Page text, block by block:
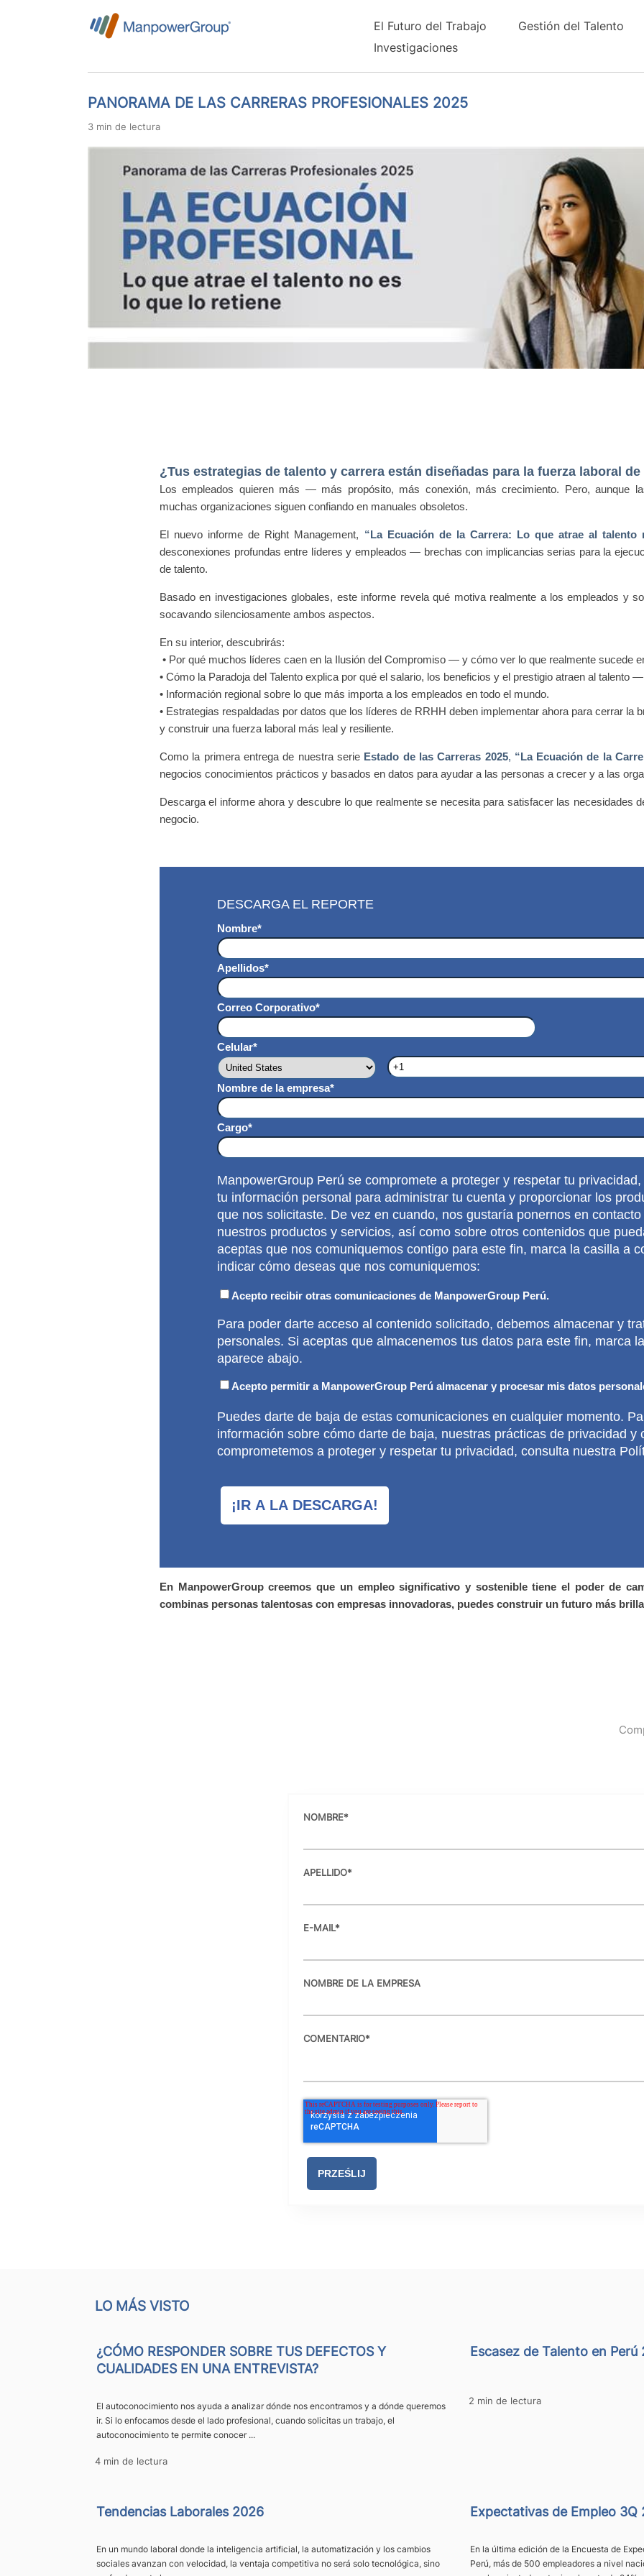
El Futuro del Trabajo Gestión del Talento
Investigaciones
PANORAMA DE LAS CARRERAS PROFESIONALES 2025
3 min de lectura
¿Tus estrategias de talento y carrera están diseñadas para la fuerza laboral
Los empleados quieren más — más propósito, más conexión, más crecimiento. Pero, aunque
muchas organizaciones siguen confiando en manuales obsoletos.
El nuevo informe de Right Management, “La Ecuación de la Carrera: Lo que atrae al
desconexiones profundas entre líderes y empleados — brechas con implicancias serias para la
de talento.
Basado en investigaciones globales, este informe revela qué motiva realmente a los empleados y
socavando silenciosamente ambos aspectos.
En su interior, descubrirás:
• Por qué muchos líderes caen en la Ilusión del Compromiso — y cómo ver lo que realmente sucede
• Cómo la Paradoja del Talento explica por qué el salario, los beneficios y el prestigio atraen al talento
• Información regional sobre lo que más importa a los empleados en todo el mundo.
• Estrategias respaldadas por datos que los líderes de RRHH deben implementar ahora para cerrar la
y construir una fuerza laboral más leal y resiliente.
Como la primera entrega de nuestra serie Estado de las Carreras 2025, “La Ecuación de la
negocios conocimientos prácticos y basados en datos para ayudar a las personas a crecer y a las
Descarga el informe ahora y descubre lo que realmente se necesita para satisfacer las necesidades
negocio.
DESCARGA EL REPORTE
Nombre*
Apellidos*
Correo Corporativo*
Celular*
Nombre de la empresa*
Cargo*
ManpowerGroup Perú se compromete a proteger y respetar tu
tu información personal para administrar tu cuenta y proporcionar los
que nos solicitaste. De vez en cuando, nos gustaría ponernos en
nuestros productos y servicios, así como sobre otros contenidos que
aceptas que nos comuniquemos contigo para este fin, marca la casilla a
indicar cómo deseas que nos comuniquemos:
Acepto recibir otras comunicaciones de ManpowerGroup Perú.
Para poder darte acceso al contenido solicitado, debemos almacenar y
personales. Si aceptas que almacenemos tus datos para este fin, marca
aparece abajo.
Acepto permitir a ManpowerGroup Perú almacenar y procesar mis datos
Puedes darte de baja de estas comunicaciones en cualquier momento.
información sobre cómo darte de baja, nuestras prácticas de privacidad y
comprometemos a proteger y respetar tu privacidad, consulta nuestra
En ManpowerGroup creemos que un empleo significativo y sostenible tiene el poder de
combinas personas talentosas con empresas innovadoras, puedes construir un futuro más
NOMBRE*
APELLIDO*
E-MAIL*
NOMBRE DE LA EMPRESA
COMENTARIO*
LO MÁS VISTO
¿CÓMO RESPONDER SOBRE TUS DEFECTOS Y
CUALIDADES EN UNA ENTREVISTA?
El autoconocimiento nos ayuda a analizar dónde nos encontramos y a dónde queremos
ir. Si lo enfocamos desde el lado profesional, cuando solicitas un trabajo, el
autoconocimiento te permite conocer ...
4 min de lectura
Escasez de Talento en Perú
2 min de lectura
Tendencias Laborales 2026
En un mundo laboral donde la inteligencia artificial, la automatización y los cambios
sociales avanzan con velocidad, la ventaja competitiva no será solo tecnológica, sino
Expectativas de Empleo 3Q
En la última edición de la Encuesta de
Perú, más de 500 empleadores a nivel